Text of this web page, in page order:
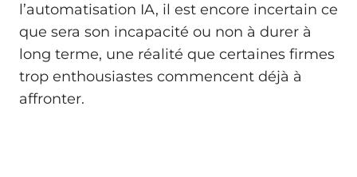
l’automatisation IA, il est encore incertain ce
que sera son incapacité ou non à durer à
long terme, une réalité que certaines firmes
trop enthousiastes commencent déjà à
affronter.